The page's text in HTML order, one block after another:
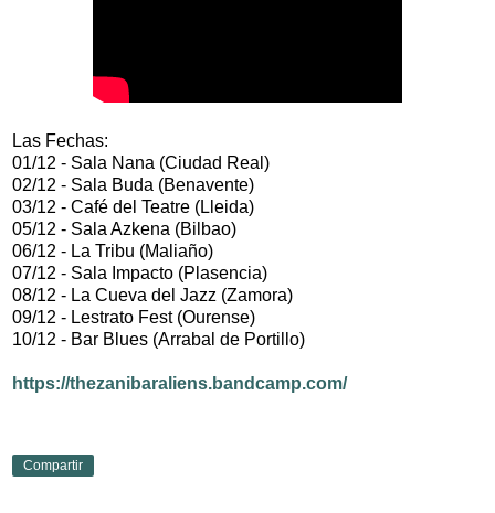
Las Fechas:
01/12 - Sala Nana (Ciudad Real)
02/12 - Sala Buda (Benavente)
03/12 - Café del Teatre (Lleida)
05/12 - Sala Azkena (Bilbao)
06/12 - La Tribu (Maliaño)
07/12 - Sala Impacto (Plasencia)
08/12 - La Cueva del Jazz (Zamora)
09/12 - Lestrato Fest (Ourense)
10/12 - Bar Blues (Arrabal de Portillo)
https://thezanibaraliens.bandcamp.com/
Compartir